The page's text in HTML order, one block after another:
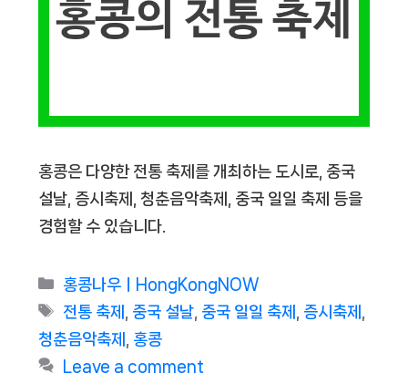
홍콩은 다양한 전통 축제를 개최하는 도시로, 중국
설날, 증시축제, 청춘음악축제, 중국 일일 축제 등을
경험할 수 있습니다.
Categories
홍콩나우ㅣHongKongNOW
Tags
전통 축제 중국 설날 중국 일일 축제 증시축제
청춘음악축제
홍콩
Leave a comment